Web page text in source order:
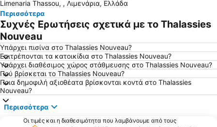
Κεραμωτή
Ηρακλείτσα Αλάνα
Λιμενάρια
Ιερά Μονή Ζωγράφου
'Αγιος Αντώνιος
H πλαζ Ραψάνη
Ατσπάς
Τρυπητή
Σκάλα Καλλιράχης
Αρχαία Αγορά
Περιγιάλι
Μάγγανα
Σαρακίνα
Αλυκή
Πλαζ Γλάστρες
Limenaria Thassou, , Λιμενάρια, Ελλάδα
Περισσότερα
Συχνές Ερωτήσεις σχετικά με το Thalassies
Nouveau
Υπάρχει πισίνα στο Thalassies Nouveau?
Επιτρέπονται τα κατοικίδια στο Thalassies Nouveau?
Υπάρχει διαθέσιμος χώρος στάθμευσης στο Thalassies Nouveau?
Πού βρίσκεται το Thalassies Nouveau?
Ποια δημοφιλή αξιοθέατα βρίσκονται κοντά στο Thalassies
Nouveau?
Περισσότερα
Οι τιμές και η διαθεσιμότητα που λαμβάνουμε από τους